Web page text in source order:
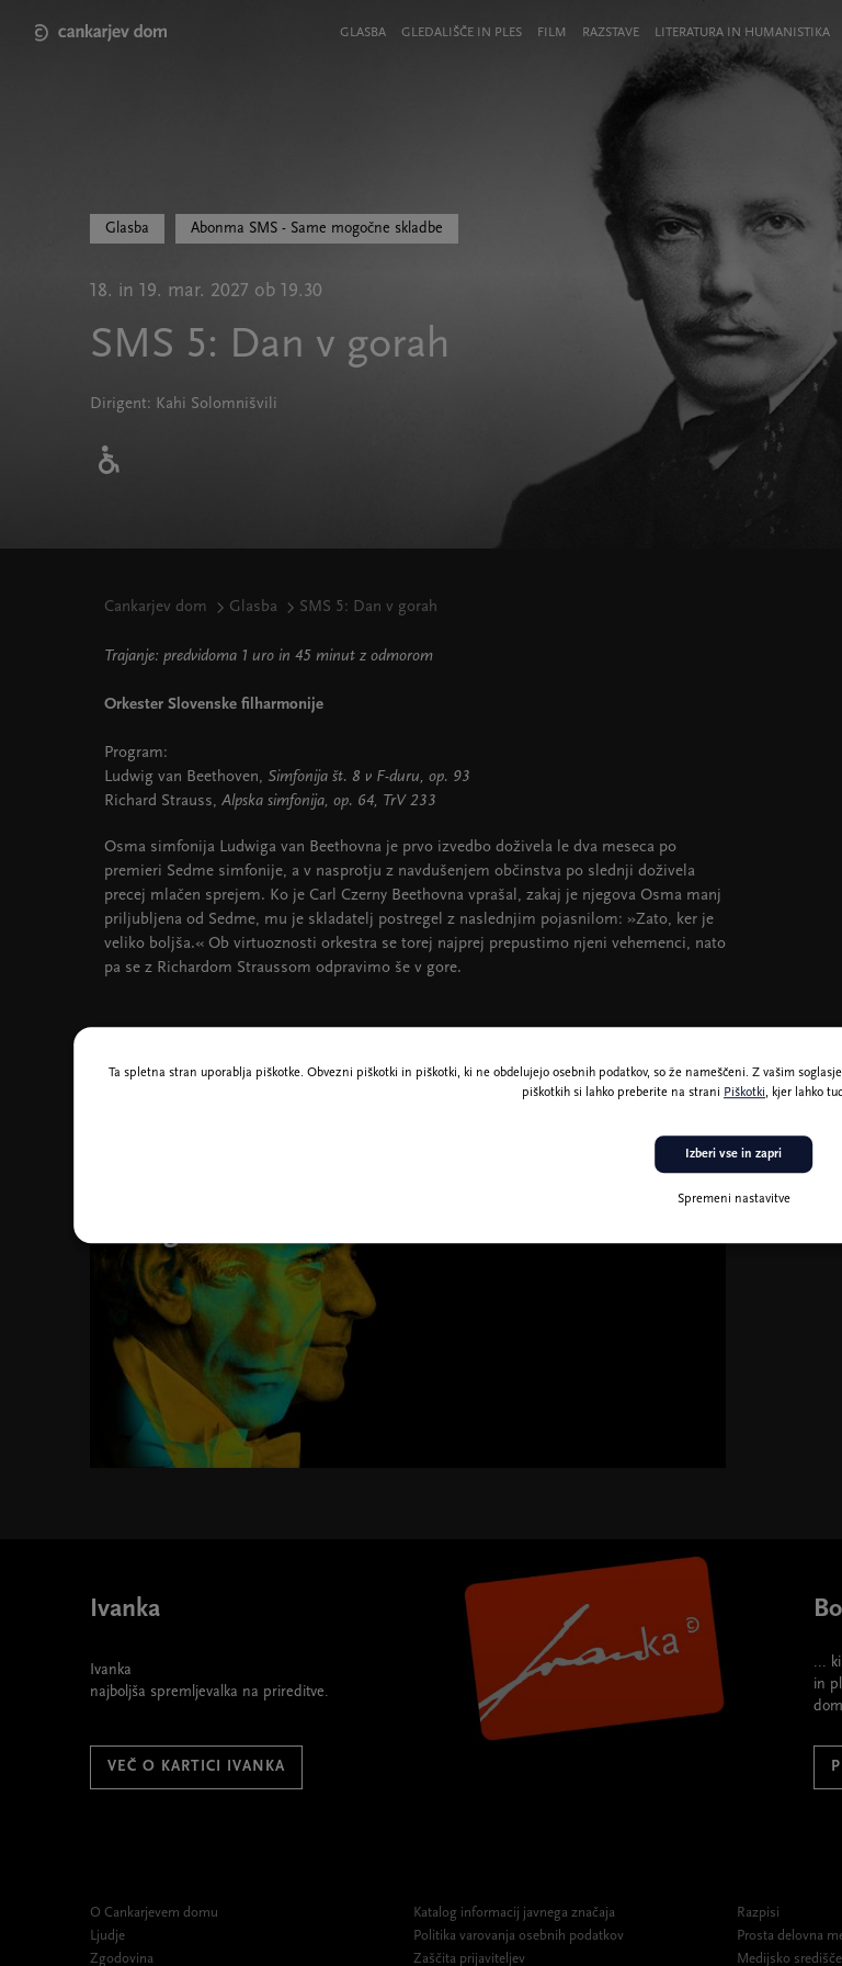
main
MeniGLASBA GLEDALIŠČE IN PLES FILM RAZSTAVE LITERATURA IN HUMANISTIKA
Glasba Abonma SMS - Same mogočne skladbe
18. in 19. mar. 2027 ob 19.30
SMS 5: Dan v gorah
Dirigent: Kahi Solomnišvili
Cankarjev dom Glasba SMS 5: Dan v gorah
Trajanje: predvidoma 1 uro in 45 minut z odmorom
Orkester Slovenske filharmonije
Program:
Ludwig van Beethoven, Simfonija št. 8 v F-duru, op. 93
Richard Strauss, Alpska simfonija, op. 64, TrV 233
Osma simfonija Ludwiga van Beethovna je prvo izvedbo doživela le dva meseca po
premieri Sedme simfonije, a v nasprotju z navdušenjem občinstva po slednji doživela
precej mlačen sprejem. Ko je Carl Czerny Beethovna vprašal, zakaj je njegova Osma manj
priljubljena od Sedme, mu je skladatelj postregel z naslednjim pojasnilom: »Zato, ker je
veliko boljša.« Ob virtuoznosti orkestra se torej najprej prepustimo njeni vehemenci, nato
pa se z Richardom Straussom odpravimo še v gore.
Ivanka
Ivanka
najboljša spremljevalka na prireditve.
VEČ O KARTICI IVANKA
...
in
O Cankarjevem domu
Ljudje
Zgodovina
Katalog informacij javnega značaja
Politika varovanja osebnih podatkov
Zaščita prijaviteljev
Razpisi
Prosta delovna
Medijsko središče
Ta spletna stran uporablja piškotke. Obvezni piškotki in piškotki, ki ne obdelujejo osebnih podatkov, so že nameščeni. Z vašim
piškotkih si lahko preberite na strani Piškotki, kjer lahko
Spremeni nastavitve
Izberi vse in zapri